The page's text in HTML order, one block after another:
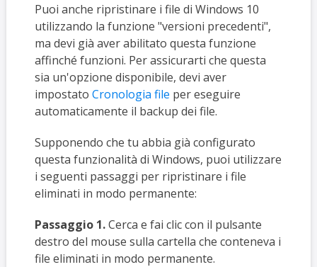
Puoi anche ripristinare i file di Windows 10
utilizzando la funzione "versioni precedenti",
ma devi già aver abilitato questa funzione
affinché funzioni. Per assicurarti che questa
sia un'opzione disponibile, devi aver
impostato Cronologia file per eseguire
automaticamente il backup dei file.
Supponendo che tu abbia già configurato
questa funzionalità di Windows, puoi utilizzare
i seguenti passaggi per ripristinare i file
eliminati in modo permanente:
Passaggio 1.Cerca e fai clic con il pulsante
destro del mouse sulla cartella che conteneva i
file eliminati in modo permanente.